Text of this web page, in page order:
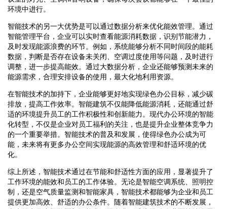
环境中进行。
智能技术的另一大优势是可以通过数据分析来优化能效管理。通过
智能管理平台，企业可以实时查看能源消耗数据，识别节能潜力，
及时发现能源浪费的环节。例如，系统能够分析不同时间段的能耗
数据，判断是否存在设备未关闭、空调过度使用等问题，及时进行
调整，进一步提高能效。通过大数据分析，企业还能够预测未来的
能源需求，合理安排设备的使用，最大化地利用资源。
在智能技术的加持下，企业能够更好地实现绿色办公目标，减少碳
排放，提高工作效率。智能建筑不仅能降低能源消耗，还能通过舒
适的环境提升员工的工作积极性和创新能力。现代办公环境的智能
化转型，不仅是企业对员工福利的关注，也是提升企业整体竞争力
的一个重要举措。智能技术的普及和发展，使得绿色办公成为可
能，未来将有更多办公空间实现能源的高效管理和舒适环境的优
化。
综上所述，智能技术通过在节能和舒适性方面的应用，显著提升了
工作环境的能效和员工的工作体验。无论是智能空调系统、照明控
制，还是空气质量监测和智能家具，智能技术都能够为企业和员工
提供更加高效、舒适的办公条件。随着智能建筑技术的不断发展，